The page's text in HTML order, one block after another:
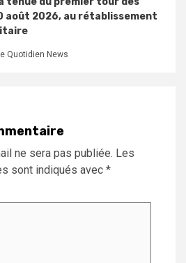
août 2026, au rétablissement
Quotidien News
ne sera pas publiée. Les
sont indiqués avec *